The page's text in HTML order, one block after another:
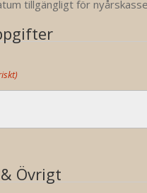
tillgängligt för nyårskasse
Övrigt